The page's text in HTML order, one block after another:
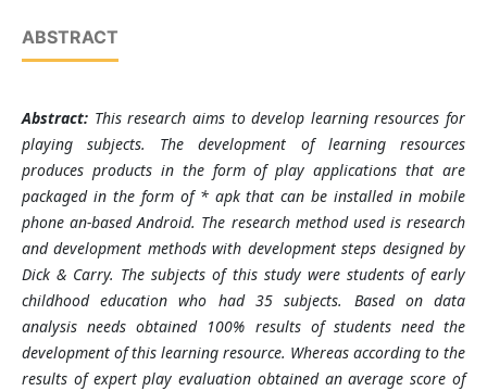
ABSTRACT
Abstract: This research aims to develop learning resources for
playing subjects. The development of learning resources
produces products in the form of play applications that are
packaged in the form of * apk that can be installed in mobile
phone an-based Android. The research method used is research
and development methods with development steps designed by
Dick & Carry. The subjects of this study were students of early
childhood education who had 35 subjects.
Based on data
analysis needs obtained 100% results of students need the
development of this learning resource. Whereas according to the
results of expert play evaluation obtained an average score of